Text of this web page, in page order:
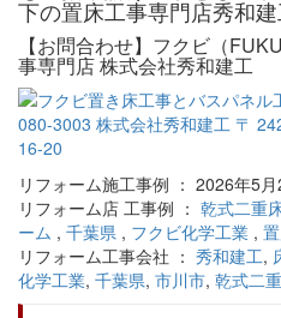
下の置床工事専門店秀和
【お問合わせ】フクビ（
事専門店 株式会社秀和建工
リフォーム施工事例 ： 2026年5
リフォーム店 工事例 ： 乾式二重
ーム , 千葉県 , フクビ化学工業 ,
リフォーム工事会社 ： 秀和建工,
化学工業, 千葉県, 市川市, 乾式二